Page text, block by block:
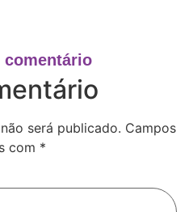
comentário
será publicado. Campos
com *